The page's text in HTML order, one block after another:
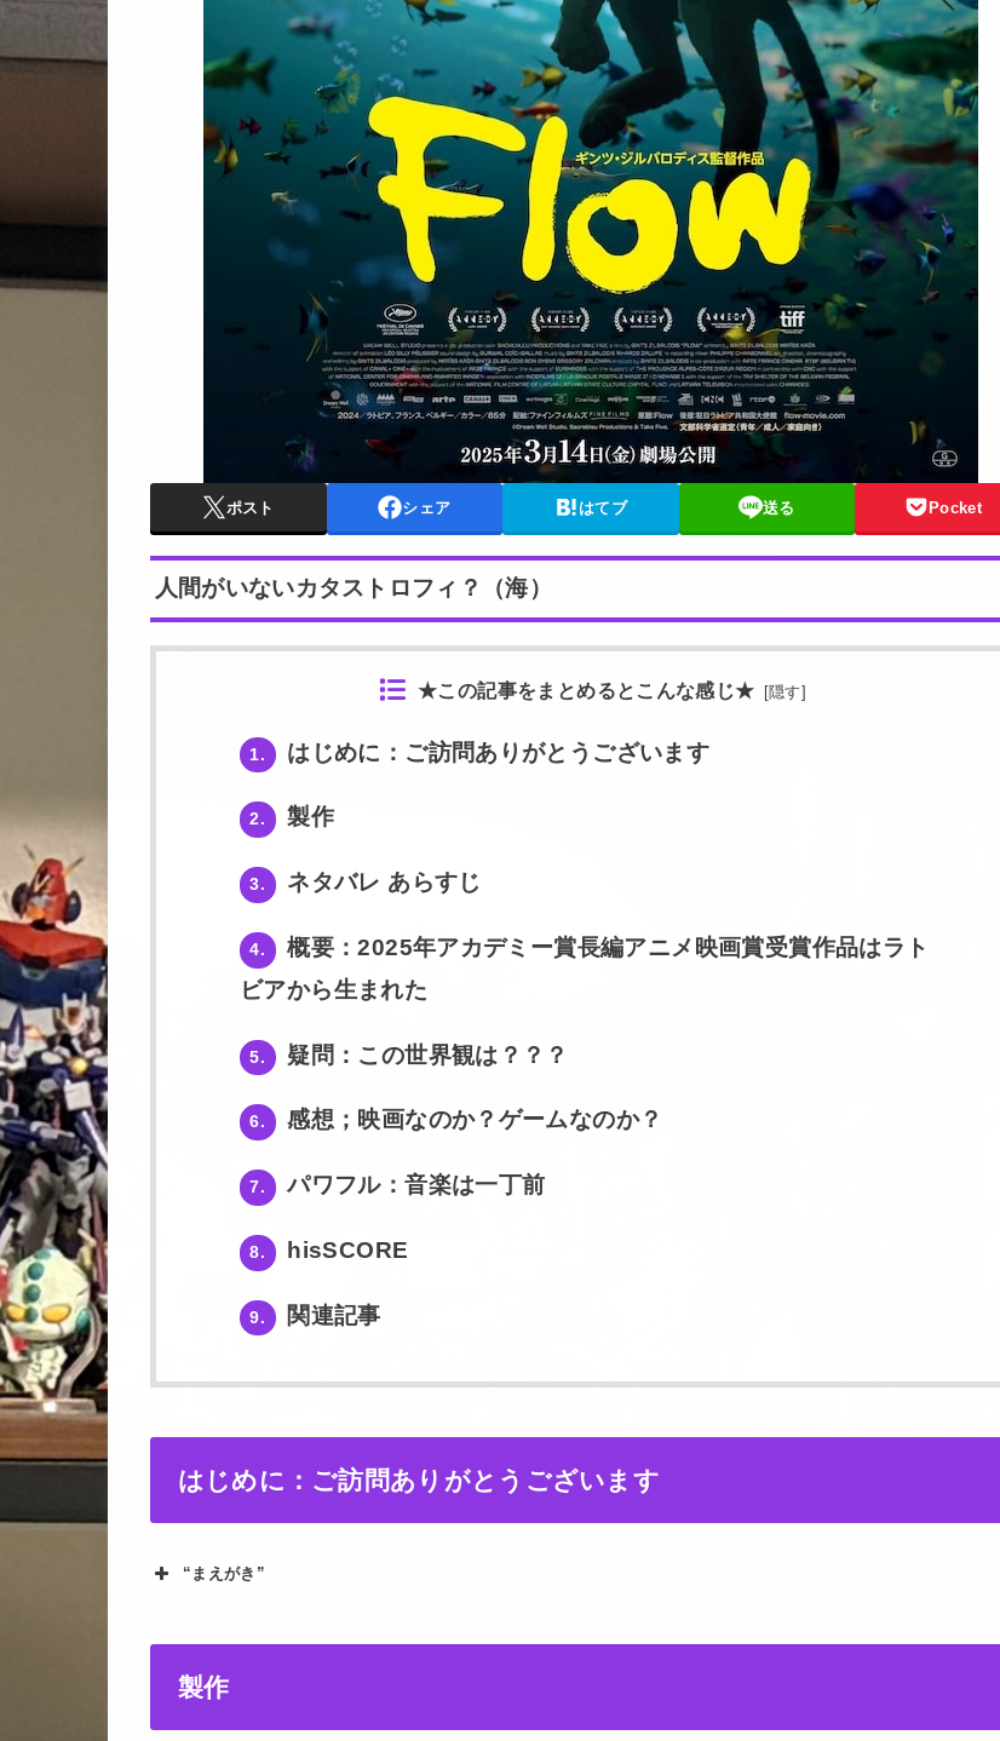
ポスト シェア はてブ 送る Pocket
人間がいないカタストロフィ？（海）
★この記事をまとめるとこんな感じ★ [隠す]
1. はじめに：ご訪問ありがとうございます
2. 製作
3. ネタバレ あらすじ
4.
概要：2025年アカデミー賞長編アニメ映画賞受賞作品はラト
ビアから生まれた
5. 疑問：この世界観は？？？
6. 感想；映画なのか？ゲームなのか？
7. パワフル：音楽は一丁前
8. hisSCORE
9. 関連記事
はじめに：ご訪問ありがとうございます
“まえがき”
製作